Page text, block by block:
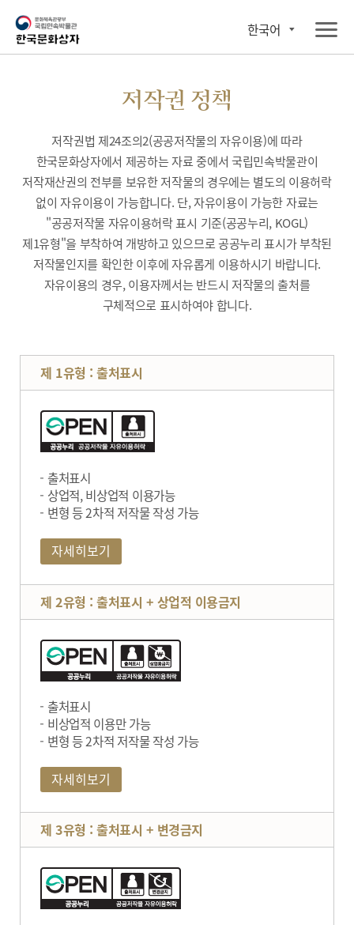
한국어
저작권 정책
저작권법 제24조의2(공공저작물의 자유이용)에 따라
한국문화상자에서 제공하는 자료 중에서 국립민속박물관이
저작재산권의 전부를 보유한 저작물의 경우에는 별도의 이용허락
없이 자유이용이 가능합니다. 단, 자유이용이 가능한 자료는
"공공저작물 자유이용허락 표시 기준(공공누리, KOGL)
제1유형"을 부착하여 개방하고 있으므로 공공누리 표시가 부착된
저작물인지를 확인한 이후에 자유롭게 이용하시기 바랍니다.
자유이용의 경우, 이용자께서는 반드시 저작물의 출처를
구체적으로 표시하여야 합니다.
제 1유형 : 출처표시
출처표시
상업적, 비상업적 이용가능
변형 등 2차적 저작물 작성 가능
자세히보기
제 2유형 : 출처표시 + 상업적 이용금지
출처표시
비상업적 이용만 가능
변형 등 2차적 저작물 작성 가능
자세히보기
제 3유형 : 출처표시 + 변경금지